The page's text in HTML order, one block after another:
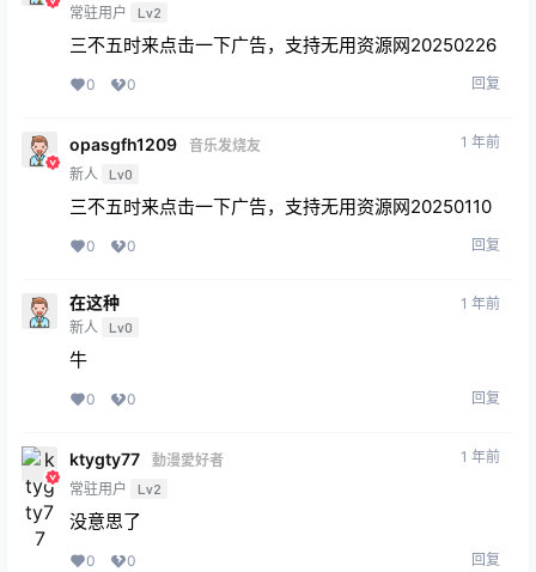
常驻用户 Lv2
三不五时来点击一下广告，支持无用资源网20250226
0 0 回复
opasgfh1209
音乐发烧友
新人
Lv0
1 年前
三不五时来点击一下广告，支持无用资源网20250110
0 0 回复
在这种
新人 Lv0
1 年前
牛
0 0 回复
ktygty77
動漫愛好者
常驻用户
Lv2
1 年前
没意思了
0 0 回复